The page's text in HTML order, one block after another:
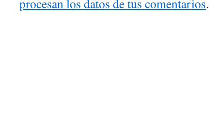
procesan los datos de tus comentarios.